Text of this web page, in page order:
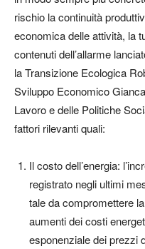
rischio la continuità
economica delle attività, la
contenuti dell’allarme
la Transizione Ecologica
Sviluppo Economico
Lavoro e delle Politiche
fattori rilevanti quali:
Il costo dell’energia:
registrato negli ultimi
tale da compromettere
aumenti dei costi
esponenziale dei prezzi